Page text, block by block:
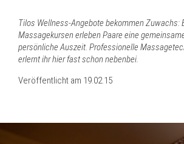
Tilos Wellness-Angebote bekommen Zuwachs:
Massagekursen erleben Paare eine
persönliche Auszeit. Professionelle
erlernt ihr hier fast schon nebenbei.
Veröffentlicht am 19.02.15